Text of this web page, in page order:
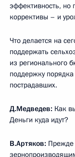
эффективность, но
коррективы – и
Что делается на
поддержать
из регионального
поддержку
пострадавших.
Д.Медведев: Как
Деньги куда идут?
В.Артяков: Прежде